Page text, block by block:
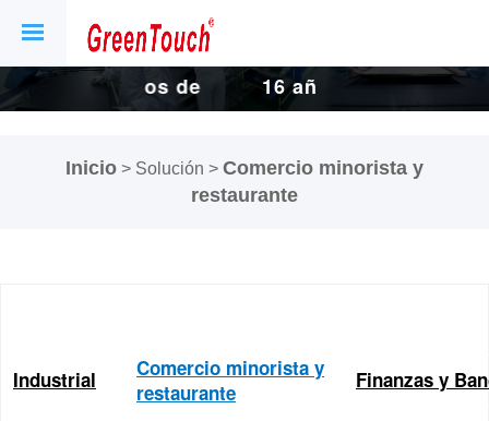
16 años de
pantallas y
16 años de
pantallas y
Inicio > Solución > Comercio minorista y
restaurante
Industrial
Comercio minorista y
restaurante
Finanzas y